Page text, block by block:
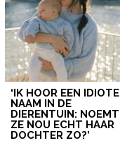
‘IK HOOR EEN IDIOTE
NAAM IN DE
DIERENTUIN: NOEMT
ZE NOU ECHT HAAR
DOCHTER ZO?’